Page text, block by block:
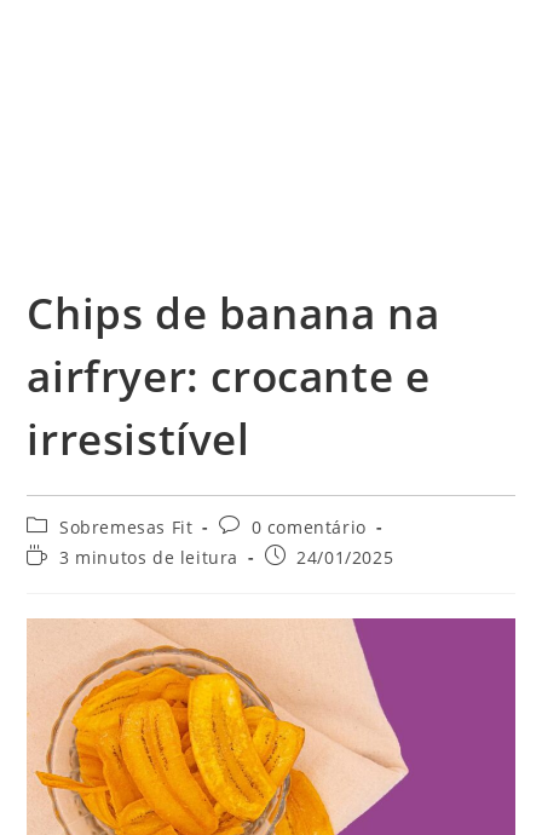
Chips de banana na
airfryer: crocante e
irresistível
Categoria
do
post:
Sobremesas Fit
Comentários
post:
0 comentário
Tempo3 minutos de leitura
Post24/01/2025